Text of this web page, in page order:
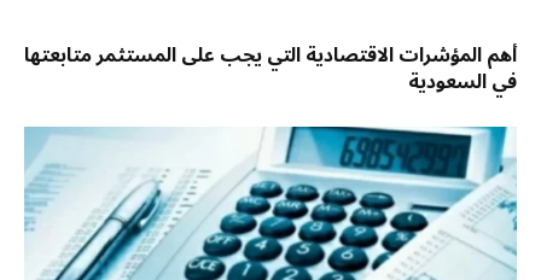
أهم المؤشرات الاقتصادية التي يجب على المستثمر متابعتها
في السعودية